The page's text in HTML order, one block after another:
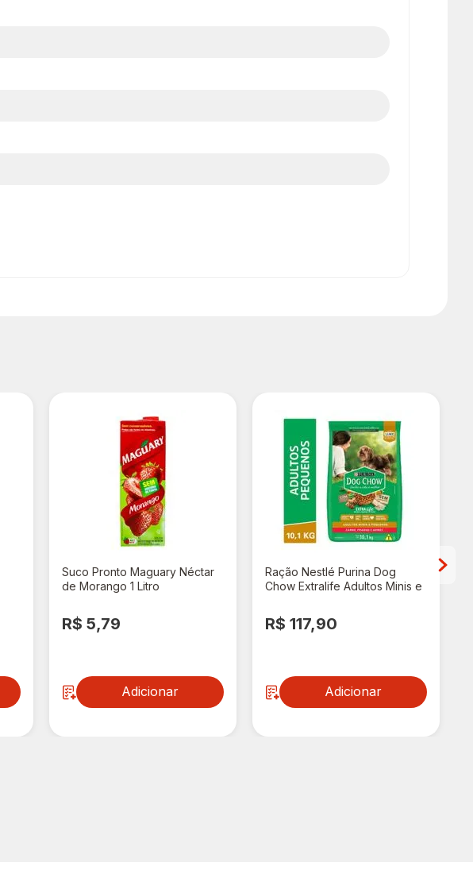
Suco Pronto Maguary Néctar
de Morango 1 Litro
R$ 5,79
Adicionar
Ração Nestlé Purina Dog
Chow Extralife Adultos Minis e
Arroz 10,1kg
R$ 117,90
Adicionar